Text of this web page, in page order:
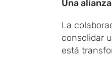
Una
La
consolidar
está